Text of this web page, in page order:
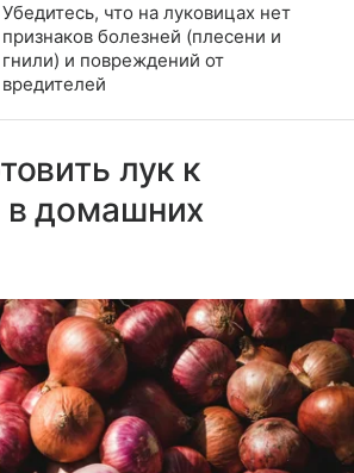
Убедитесь, что на луковицах нет
признаков болезней (плесени и
гнили) и повреждений от
вредителей
лук к
в домашних